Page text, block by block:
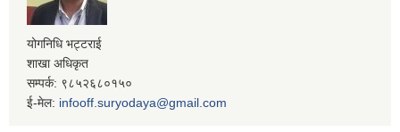
योगनिधि भट्टराई
शाखा अधिकृत
सम्पर्क: ९८५२६८०१५०
ई-मेल: infooff.suryodaya@gmail.com